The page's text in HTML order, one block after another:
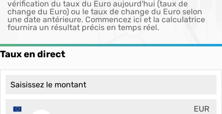
vérification du taux du Euro aujourd'hui (taux de
change du Euro) ou le taux de change du Euro selon
une date antérieure. Commencez ici et la calculatrice
fournira un résultat précis en temps réel.
Taux en direct
EUR